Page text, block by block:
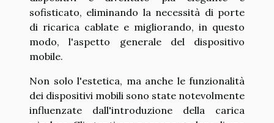
sofisticato, eliminando la necessità di porte
di ricarica cablate e migliorando, in questo
modo, l'aspetto generale del dispositivo
mobile.
Non solo l'estetica, ma anche le funzionalità
dei dispositivi mobili sono state notevolmente
influenzate dall'introduzione della carica